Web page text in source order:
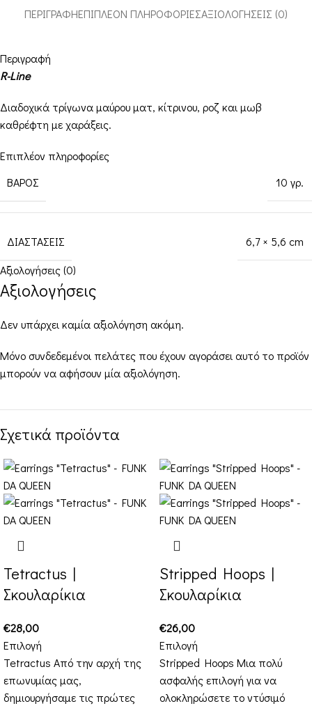
ΠΕΡΙΓΡΑΦΉΕΠΙΠΛΈΟΝ ΠΛΗΡΟΦΟΡΊΕΣΑΞΙΟΛΟΓΉΣΕΙΣ (0)
Περιγραφή
R-Line
Διαδοχικά τρίγωνα μαύρου ματ, κίτρινου, ροζ και μωβ
καθρέφτη με χαράξεις.
Επιπλέον πληροφορίες
ΒΆΡΟΣ
10 γρ.
ΔΙΑΣΤΆΣΕΙΣ
6,7 × 5,6 cm
Αξιολογήσεις (0)
Αξιολογήσεις
Δεν υπάρχει καμία αξιολόγηση ακόμη.
Μόνο συνδεδεμένοι πελάτες που έχουν αγοράσει αυτό το προϊόν
μπορούν να αφήσουν μία αξιολόγηση.
Σχετικά προϊόντα
Tetractus |
Σκουλαρίκια
€28,00
Επιλογή
Tetractus Από την αρχή της
επωνυμίας μας,
δημιουργήσαμε τις πρώτες
Stripped Hoops |
Σκουλαρίκια
€26,00
Επιλογή
Stripped Hoops Μια πολύ
ασφαλής επιλογή για να
ολοκληρώσετε το ντύσιμό